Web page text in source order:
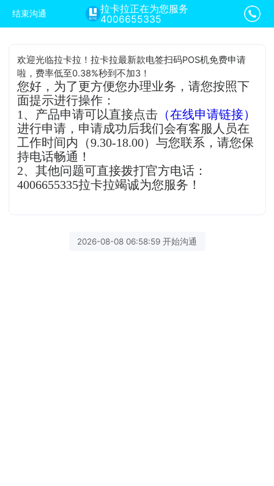
结束沟通
拉卡拉正在为您服务
4006655335
欢迎光临拉卡拉！拉卡拉最新款电签扫码POS机免费申请
啦，费率低至0.38%秒到不加3！
您好，为了更方便您办理业务，请您按照下
面提示进行操作：
1、产品申请可以直接点击 （在线申请链接）
进行申请，申请成功后我们会有客服人员在
工作时间内（9.30-18.00）与您联系，请您保
持电话畅通！
2、其他问题可直接拨打官方电话：
4006655335拉卡拉竭诚为您服务！
2026-08-08 06:58:59 开始沟通